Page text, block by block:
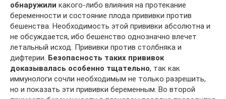
обнаружили какого-либо влияния на протекание
беременности и состояние плода прививки против
бешенства. Необходимость этой прививки абсолютна и
не обсуждается, ибо бешенство однозначно влечет
летальный исход. Прививки против столбняка и
дифтерии. Безопасность таких прививок
доказывалась особенно тщательно, так как
иммунологи сочли необходимым не только разрешить,
но и показать эти прививки беременным. Во второй